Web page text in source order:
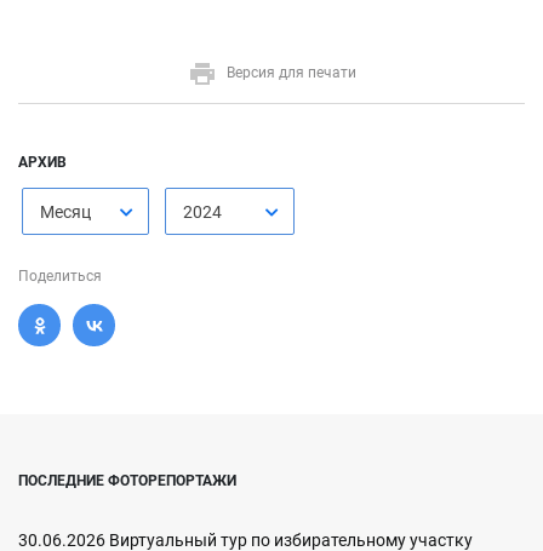
Версия для печати
АРХИВ
Месяц 2024
Поделиться
ПОСЛЕДНИЕ ФОТОРЕПОРТАЖИ
30.06.2026 Виртуальный тур по избирательному участку